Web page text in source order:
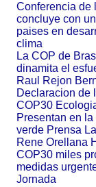
Conferencia de
concluye con
paises en
clima
La COP de
dinamita el
Raul Rejon
Declaracion de
COP30
Presentan en
verde Prensa
Rene Orellana
COP30 miles
medidas
Jornada